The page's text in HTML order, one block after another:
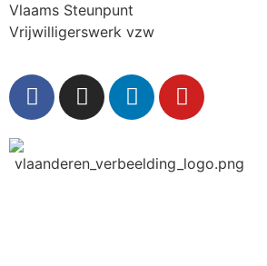
Vlaams Steunpunt
Vrijwilligerswerk vzw